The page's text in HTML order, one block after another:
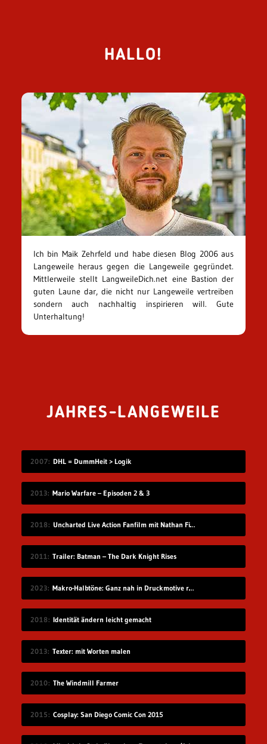
HALLO!
Ich bin Maik Zehrfeld und habe diesen Blog 2006 aus
Langeweile heraus gegen die Langeweile gegründet.
Mittlerweile stellt LangweileDich.net eine Bastion der
guten Laune dar, die nicht nur Langeweile vertreiben
sondern auch nachhaltig inspirieren will. Gute
Unterhaltung!
JAHRES-LANGEWEILE
2007 DHL = DummHeit > Logik
2013 Mario Warfare – Episoden 2 & 3
2018 Uncharted Live Action Fanfilm mit Nathan Filion
2011 Trailer: Batman – The Dark Knight Rises
2023 Makro-Halbtöne: Ganz nah in Druckmotive reingezoomt
2018 Identität ändern leicht gemacht
2013 Texter: mit Worten malen
2010 The Windmill Farmer
2015 Cosplay: San Diego Comic Con 2015